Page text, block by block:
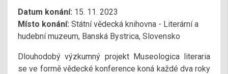
Datum konání: 15. 11. 2023
Místo konání: Státní vědecká knihovna - Literární a
hudební muzeum, Banská Bystrica, Slovensko
Dlouhodobý výzkumný projekt Museologica literaria
se ve formě vědecké konference koná každé dva roky